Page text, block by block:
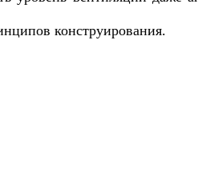
конструирования.